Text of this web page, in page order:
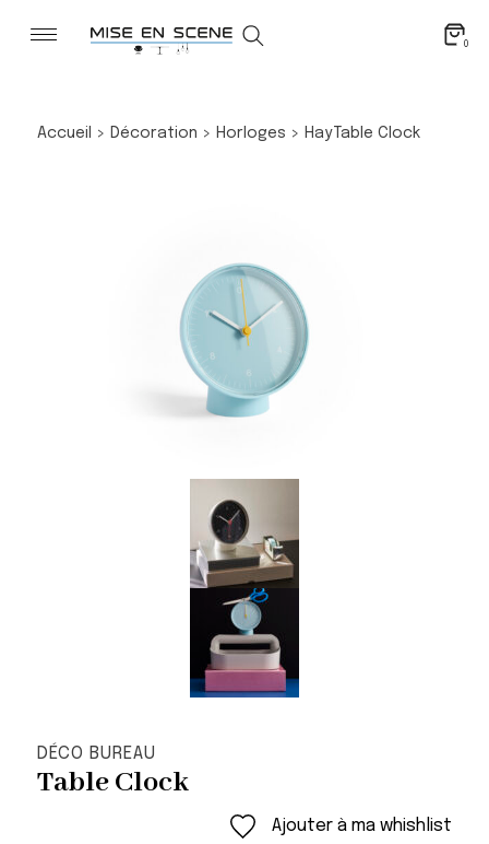
0
Accueil > Décoration > Horloges > HayTable Clock
DÉCO BUREAU
Table Clock
Ajouter à ma whishlist